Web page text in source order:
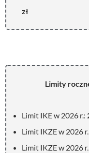
zł
Limity
Limit IKE w 2026 r.:
Limit IKZE w 2026
Limit IKZE w 2026